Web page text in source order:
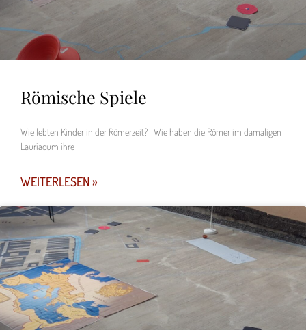
Römische Spiele
Wie lebten Kinder in der Römerzeit? Wie haben die Römer im damaligen
Lauriacum ihre
WEITERLESEN »